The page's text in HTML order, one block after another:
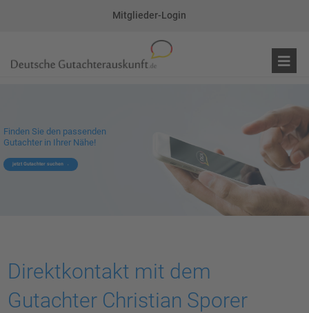
Mitglieder-Login
Sie den passenden
in Ihrer Nähe!
Direktkontakt mit dem
Gutachter Christian Sporer